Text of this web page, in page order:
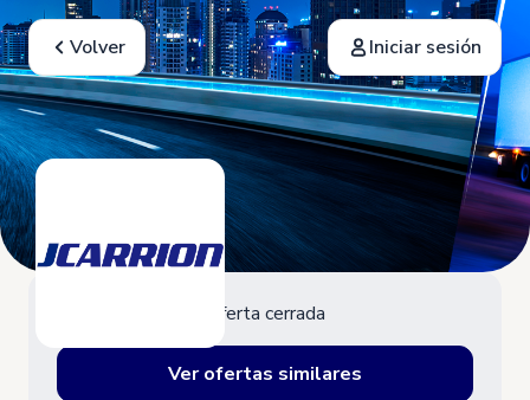
Volver Iniciar sesión
Oferta cerrada
Ver ofertas similares